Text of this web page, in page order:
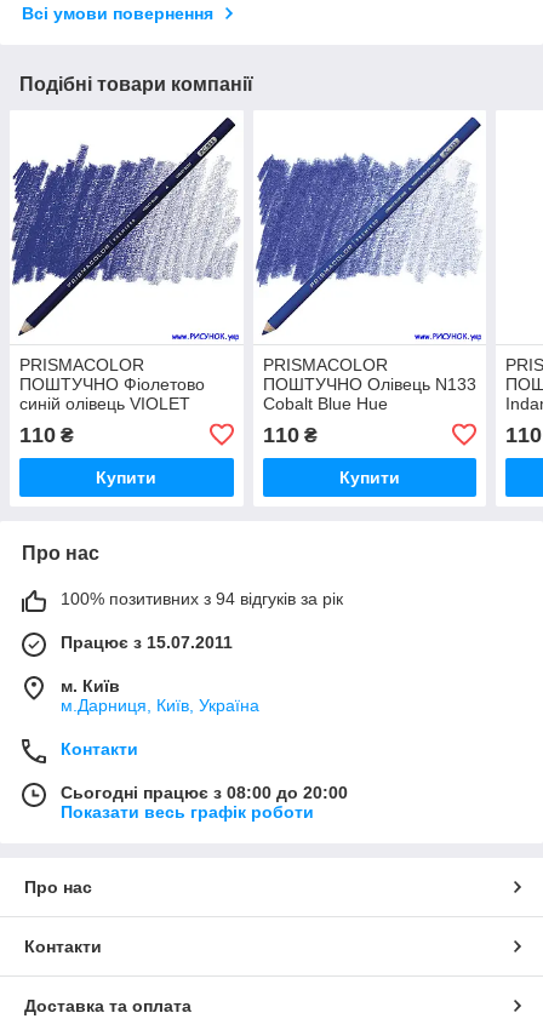
Всі умови повернення
Подібні товари компанії
PRISMACOLOR
ПОШТУЧНО Фіолетово
синій олівець VIOLET
110 ₴
Купити
PRISMACOLOR
ПОШТУЧНО Олівець N133
Cobalt Blue Hue
110₴
Купити
110
Про нас
100% позитивних з 94 відгуків за рік
Працює з 15.07.2011
м. Київ
м.Дарниця, Київ, Україна
Контакти
Сьогодні працює з 08:00 до 20:00
Показати весь графік роботи
Про нас
Контакти
Доставка та оплата